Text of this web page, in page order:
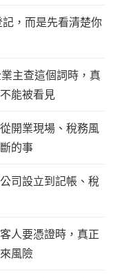
，而是先看清楚你
主查這個詞時，真
能被看見
開業現場、稅務風
的事
司設立到記帳、稅
人要憑證時，真正
風險